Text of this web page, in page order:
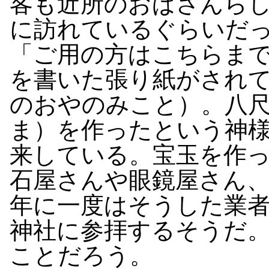
に訪れているぐらいだ
「ご用の方はこちらま
を書いた張り紙がされ
のおやのみこと）。八
ま）を作ったという神
来している。宝玉を作
石屋さんや眼鏡屋さん
年に一度はそうした業
神社に参拝するそうだ
ことだろう。